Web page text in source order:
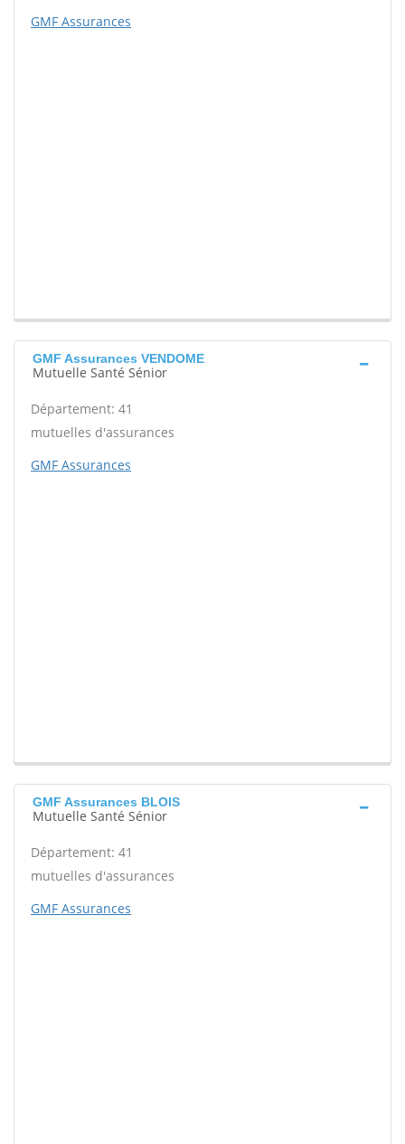
GMF Assurances
GMF Assurances VENDOME
Mutuelle Santé Sénior
Département: 41
mutuelles d'assurances
GMF Assurances
GMF Assurances BLOIS
Mutuelle Santé Sénior
Département: 41
mutuelles d'assurances
GMF Assurances